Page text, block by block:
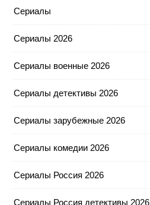
Сериалы
Сериалы 2026
Сериалы военные 2026
Сериалы детективы 2026
Сериалы зарубежные 2026
Сериалы комедии 2026
Сериалы Россия 2026
Сериалы Россия детективы 2026